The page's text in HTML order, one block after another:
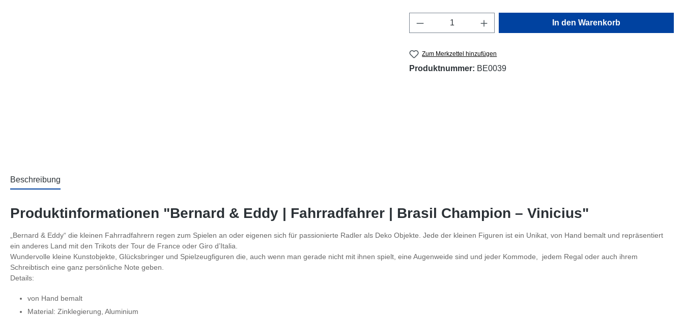
Produkt Anzahl: Gib den gewünschten Wert ein
In den Warenkorb
Zum Merkzettel hinzufügen
Produktnummer: BE0039
Beschreibung
Produktinformationen "Bernard & Eddy | Fahrradfahrer | Brasil Champion – Vinicius"
„Bernard & Eddy“ die kleinen Fahrradfahrern regen zum Spielen an oder eigenen sich für passionierte Radler als Deko Objekte. Jede der kleinen Figuren ist ein Unikat, von Hand bemalt und repräsentiert
ein anderes Land mit den Trikots der Tour de France oder Giro d’Italia.
Wundervolle kleine Kunstobjekte, Glücksbringer und Spielzeugfiguren die, auch wenn man gerade nicht mit ihnen spielt, eine Augenweide sind und jeder Kommode, jedem Regal oder auch ihrem
Schreibtisch eine ganz persönliche Note geben.
Details:
von Hand bemalt
Material: Zinklegierung, Aluminium